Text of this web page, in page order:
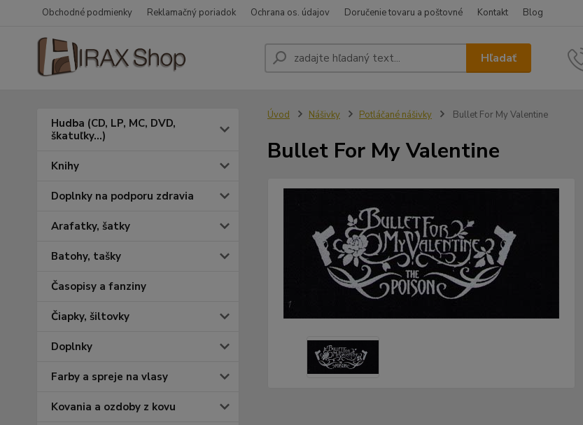
Obchodné podmienky Reklamačný poriadok Ochrana os. údajov Doručenie tovaru a poštovné Kontakt Blog
Hľadať
Hudba (CD, LP, MC, DVD,
škatuľky...)
Knihy
Doplnky na podporu zdravia
Arafatky, šatky
Batohy, tašky
Časopisy a fanziny
Čiapky, šiltovky
Doplnky
Farby a spreje na vlasy
Kovania a ozdoby z kovu
Úvod Nášivky Potláčané nášivky Bullet For My Valentine
Bullet For My Valentine